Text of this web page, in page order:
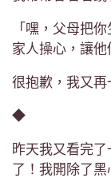
「嘿，父母把
家人操心，讓他
很抱歉，我又
◆
昨天我又看完
了！我開除了